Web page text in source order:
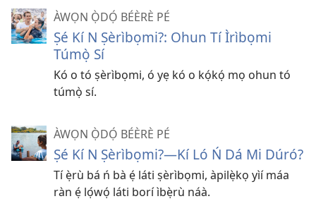
ÀWỌN Ọ̀DỌ́ BÉÈRÈ PÉ
Ṣé Kí N Ṣèrìbọmi?: Ohun Tí Ìrìbọmi
Túmọ̀ Sí
Kó o tó ṣèrìbọmi, ó yẹ kó o kọ́kọ́ mọ ohun tó
túmọ̀ sí.
ÀWỌN Ọ̀DỌ́ BÉÈRÈ PÉ
Ṣé Kí N Ṣèrìbọmi?​—Kí Ló Ń Dá Mi Dúró?
Tí ẹ̀rù bá ń bà ẹ́ láti ṣèrìbọmi, àpilẹ̀kọ yìí máa
ràn ẹ́ lọ́wọ́ láti borí ìbẹ̀rù náà.